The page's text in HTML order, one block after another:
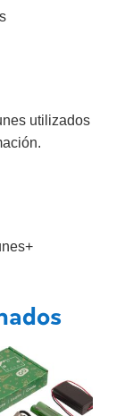
utilizados